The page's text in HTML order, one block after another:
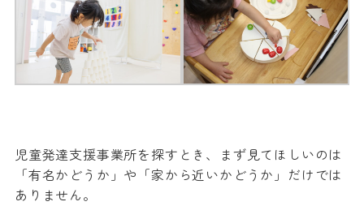
児童発達支援事業所を探すとき、まず見てほしいのは
「有名かどうか」や「家から近いかどうか」だけでは
ありません。